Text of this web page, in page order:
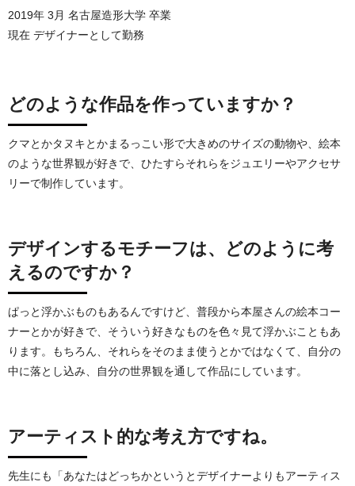
2019年 3月 名古屋造形大学 卒業
現在 デザイナーとして勤務
どのような作品を作っていますか？
クマとかタヌキとかまるっこい形で大きめのサイズの動物や、絵本
のような世界観が好きで、ひたすらそれらをジュエリーやアクセサ
リーで制作しています。
デザインするモチーフは、どのように考
えるのですか？
ぱっと浮かぶものもあるんですけど、普段から本屋さんの絵本コー
ナーとかが好きで、そういう好きなものを色々見て浮かぶこともあ
ります。もちろん、それらをそのまま使うとかではなくて、自分の
中に落とし込み、自分の世界観を通して作品にしています。
アーティスト的な考え方ですね。
先生にも「あなたはどっちかというとデザイナーよりもアーティス